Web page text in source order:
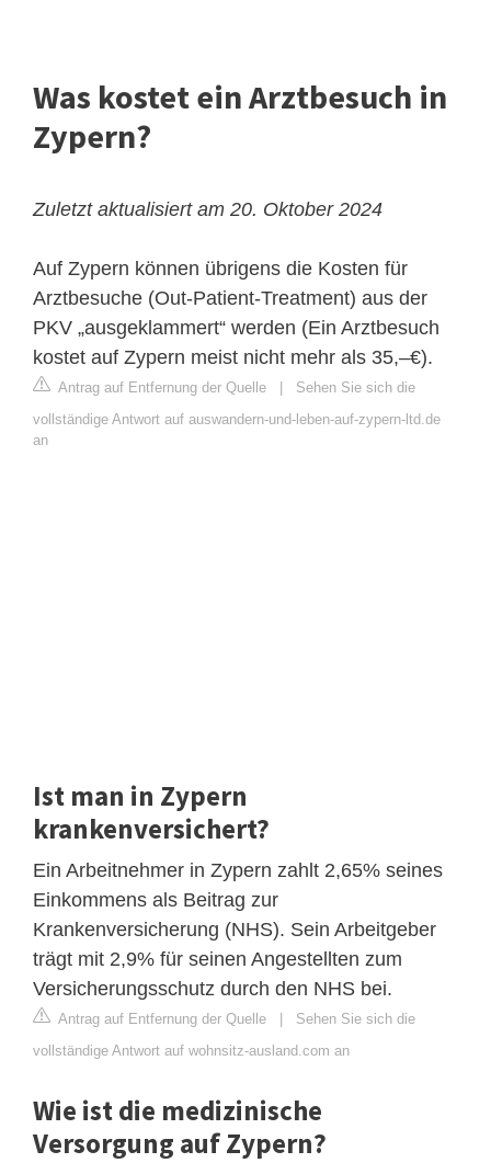
Was kostet ein Arztbesuch in
Zypern?
Zuletzt aktualisiert am 20. Oktober 2024
Auf Zypern können übrigens die Kosten für
Arztbesuche (Out-Patient-Treatment) aus der
PKV „ausgeklammert“ werden (Ein Arztbesuch
kostet auf Zypern meist nicht mehr als 35,–€).
Antrag auf Entfernung der Quelle
Sehen Sie sich die
vollständige Antwort auf auswandern-und-leben-auf-zypern-ltd.de
an
Ist man in Zypern
krankenversichert?
Ein Arbeitnehmer in Zypern zahlt 2,65% seines
Einkommens als Beitrag zur
Krankenversicherung (NHS). Sein Arbeitgeber
trägt mit 2,9% für seinen Angestellten zum
Versicherungsschutz durch den NHS bei.
Antrag auf Entfernung der Quelle
Sehen Sie sich die
vollständige Antwort auf wohnsitz-ausland.com an
Wie ist die medizinische
Versorgung auf Zypern?